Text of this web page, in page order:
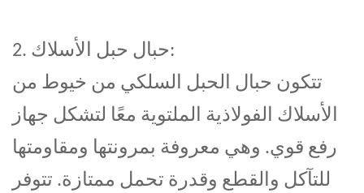
2. حبال حبل الأسلاك:
تتكون حبال الحبل السلكي من خيوط من
الأسلاك الفولاذية الملتوية معًا لتشكل جهاز
رفع قوي. وهي معروفة بمرونتها ومقاومتها
للتآكل والقطع وقدرة تحمل ممتازة. تتوفر